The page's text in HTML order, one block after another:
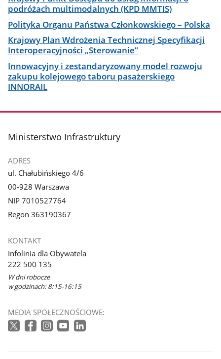
podróżach multimodalnych (KPD MMTIS)
Polityka Organu Państwa Członkowskiego – Polska
Krajowy Plan Wdrożenia Technicznej Specyfikacji
Interoperacyjności „Sterowanie”
Innowacyjny i zestandaryzowany model rozwoju
zakupu kolejowego taboru pasażerskiego
INNORAIL
stopka
Ministerstwo Infrastruktury
ADRES
ul. Chałubińskiego 4/6
00-928 Warszawa
NIP 7010527764
Regon 363190367
KONTAKT
Infolinia dla Obywatela
222 500 135
W dni robocze
w godzinach: 8:15-16:15
MEDIA SPOŁECZNOŚCIOWE: